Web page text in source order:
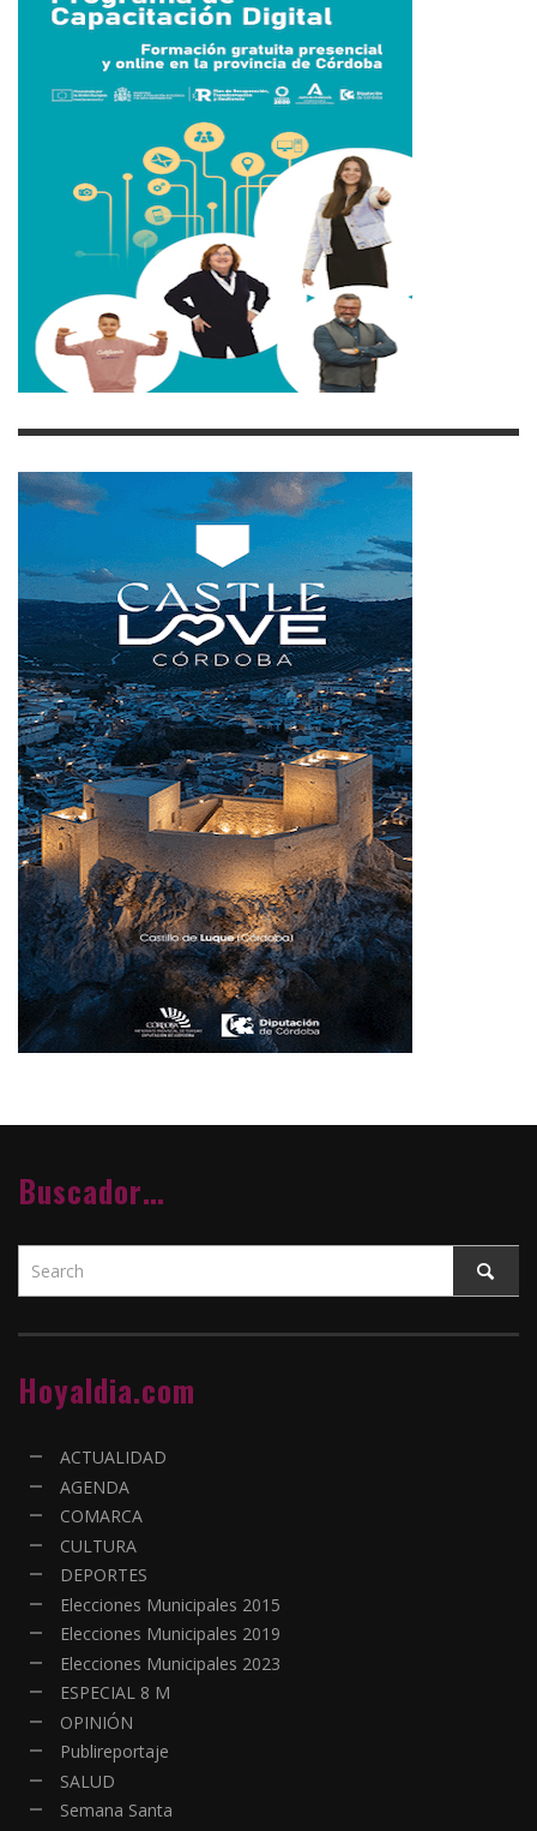
Buscador…
Hoyaldia.com
ACTUALIDAD
AGENDA
COMARCA
CULTURA
DEPORTES
Elecciones Municipales 2015
Elecciones Municipales 2019
Elecciones Municipales 2023
ESPECIAL 8 M
OPINIÓN
Publireportaje
SALUD
Semana Santa